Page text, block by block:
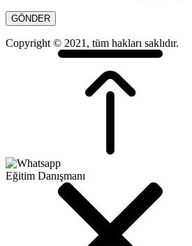
Copyright © 2021, tüm hakları saklıdır.
Eğitim Danışmanı